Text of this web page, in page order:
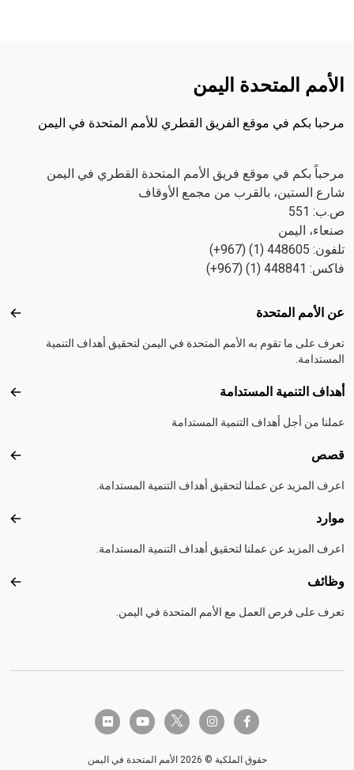
الأمم المتحدة اليمن
مرحبا بكم في موقع الفريق القطري للأمم المتحدة في اليمن
مرحباً بكم في موقع فريق الأمم المتحدة القطري في اليمن
شارع الستين، بالقرب من مجمع الأوقاف
ص.ب: 551
صنعاء، اليمن
تلفون: 448605 (1) (967+)
فاكس: 448841 (1) (967+)
Footer menu
عن الأمم المتحدة عن
تعرف على ما تقوم به الأمم المتحدة في اليمن لتحقيق أهداف التنمية
المستدامة.
أهداف التنمية المستدامة
عملنا من أجل أهداف التنمية المستدامة
قصص
اعرف المزيد عن عملنا لتحقيق أهداف التنمية المستدامة.
موارد
اعرف المزيد عن عملنا لتحقيق أهداف التنمية المستدامة.
وظائف
تعرف على فرص العمل مع الأمم المتحدة في اليمن.
facebook-f
instagram
twitter-x
youtube
flickr
حقوق الملكية © 2026 الأمم المتحدة في اليمن